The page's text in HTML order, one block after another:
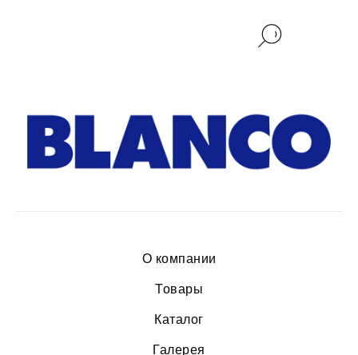
О компании
Товары
Каталог
Галерея